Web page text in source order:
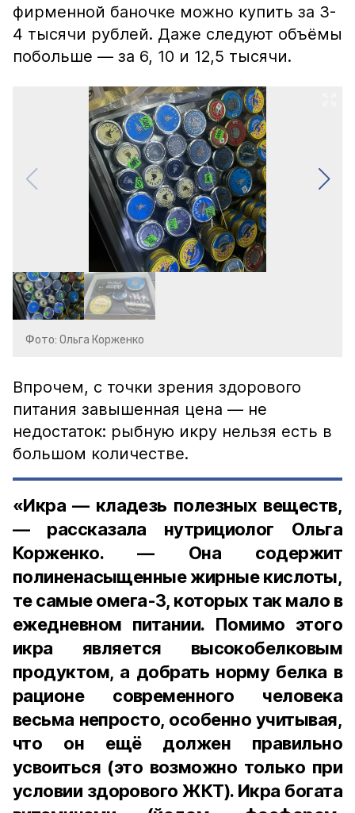
фирменной баночке можно купить за 3-
4 тысячи рублей. Даже следуют объёмы
побольше — за 6, 10 и 12,5 тысячи.
Фото: Ольга Корженко
Впрочем, с точки зрения здорового
питания завышенная цена — не
недостаток: рыбную икру нельзя есть в
большом количестве.
«Икра — кладезь полезных веществ,
— рассказала нутрициолог Ольга
Корженко. — Она содержит
полиненасыщенные жирные кислоты,
те самые омега-3, которых так мало в
ежедневном питании. Помимо этого
икра является высокобелковым
продуктом, а добрать норму белка в
рационе современного человека
весьма непросто, особенно учитывая,
что он ещё должен правильно
усвоиться (это возможно только при
условии здорового ЖКТ). Икра богата